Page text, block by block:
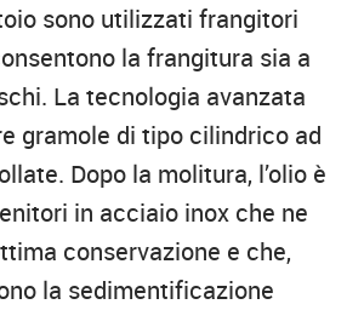
sono utilizzati frangitori
la frangitura sia a
La tecnologia avanzata
gramole di tipo cilindrico ad
Dopo la molitura, l’olio è
in acciaio inox che ne
conservazione e che,
la sedimentificazione